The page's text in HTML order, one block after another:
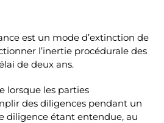
est un mode d’extinction de
l’inertie procédurale des
de deux ans.
lorsque les parties
des diligences pendant un
diligence étant entendue, au